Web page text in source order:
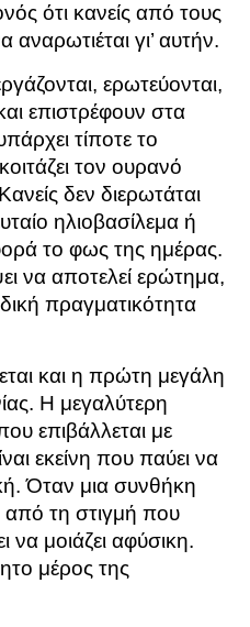
ότι κανείς από τους
αναρωτιέται γι’ αυτήν.
ερωτεύονται,
επιστρέφουν στα
τίποτε το
τον ουρανό
δεν διερωτάται
ηλιοβασίλεμα ή
το φως της ημέρας.
να αποτελεί ερώτημα,
πραγματικότητα
και η πρώτη μεγάλη
Η μεγαλύτερη
επιβάλλεται με
εκείνη που παύει να
Όταν μια συνθήκη
τη στιγμή που
μοιάζει αφύσικη.
μέρος της